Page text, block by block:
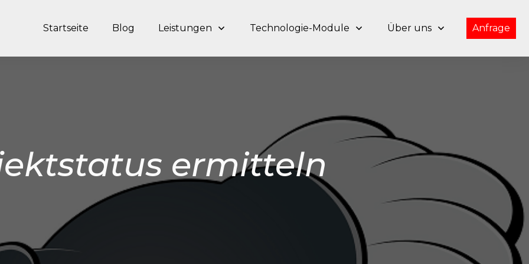
Startseite Blog Leistungen Technologie-Module Über uns Anfrage
ermitteln